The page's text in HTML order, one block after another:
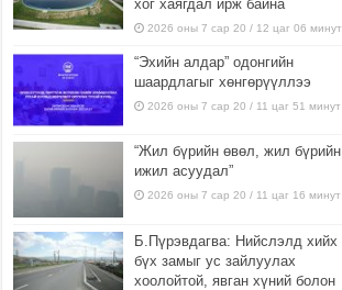
хог хаягдал ирж байна
2026 оны 7 сар 20 / 12 цаг 06 минут
“Эхийн алдар” одонгийн
шаардлагыг хөнгөрүүллээ
2026 оны 7 сар 20 / 11 цаг 51 минут
“Жил бүрийн өвөл, жил бүрийн
ижил асуудал”
2026 оны 7 сар 20 / 11 цаг 16 минут
Б.Пүрэвдагва: Нийслэлд хийх
бүх замыг ус зайлуулах
хоолойтой, явган хүний болон